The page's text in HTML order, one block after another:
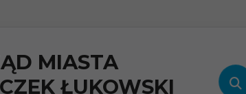
MIASTA
ŁUKOWSKI